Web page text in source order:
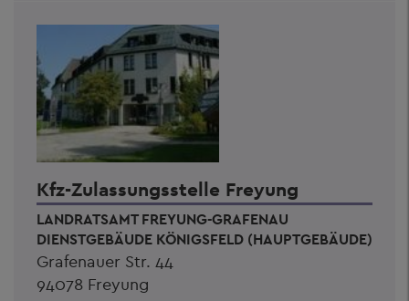
Kfz-Zulassungsstelle Freyung
LANDRATSAMT FREYUNG-GRAFENAU
DIENSTGEBÄUDE KÖNIGSFELD (HAUPTGEBÄUDE)
Grafenauer Str. 44
94078 Freyung